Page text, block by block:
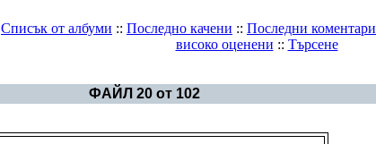
Списък от албуми :: Последно качени :: Последни коментари
високо оценени :: Търсене
ФАЙЛ 20 от 102